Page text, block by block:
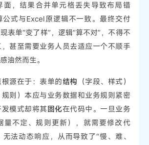
面，结果合并单元格丢失导致布局错
公式与Excel原逻辑不一致。最终交付
表单“变了样”，逻辑“算不对”，不得不
甚至需要业务人员去适应一个不顺手
油然而生。
源在于：表单的结构 （字段、样式）
规则）本应与业务数据和业务规则紧密
模式却将其固化在代码中。一旦业务
量不定、规则更新），就需要修改代
法动态响应，从而导致了“慢、难、